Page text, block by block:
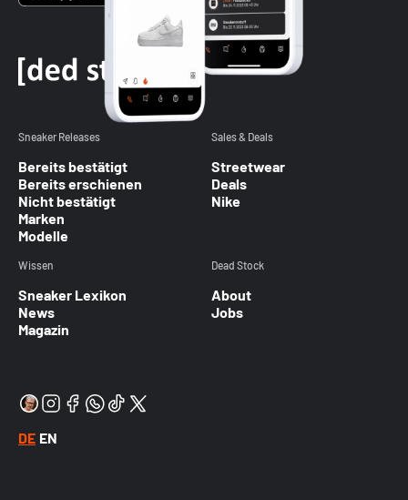
Sneaker Releases
Bereits bestätigt
Bereits erschienen
Nicht bestätigt
Marken
Modelle
Sales & Deals
Streetwear
Deals
Nike
Wissen
Sneaker Lexikon
News
Magazin
Dead Stock
About
Jobs
DE EN